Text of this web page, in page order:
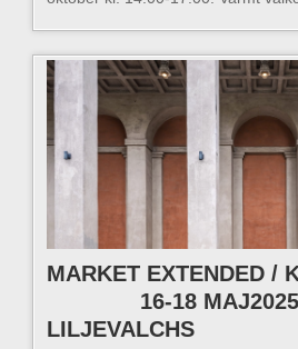
MARKET EXTENDED /
16-18
LILJEVALCHS